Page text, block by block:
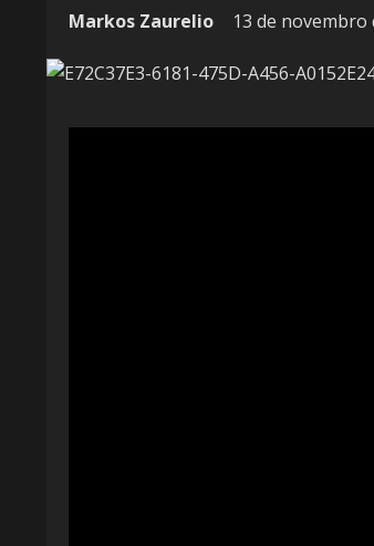
Markos Zaurelio 13 de novembro